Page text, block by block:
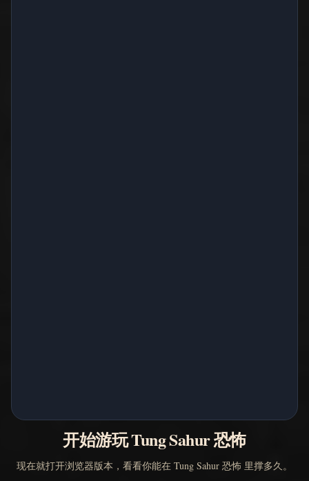
开始游玩 Tung Sahur 恐怖
现在就打开浏览器版本，看看你能在 Tung Sahur 恐怖 里撑多久。